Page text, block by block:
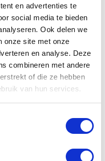
en advertenties te
social media te bieden
Ook delen we
onze site met onze
en analyse. Deze
combineren met andere
of die ze hebben
van hun services.
Limburg wordt
een vordering tot
daad, op de wijze
begint te lopen op het
plaatsvindt en de
bekend is. Dat is in
van de verkrijgende
van een termijn van